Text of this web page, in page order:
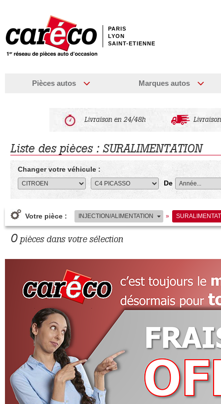
PARIS
LYON
SAINT-ETIENNE
Pièces autos Marques autos
Livraison en 24/48h
Liste des pièces : SURALIMENTATION
Changer votre véhicule :
De
Votre pièce : INJECTION/ALIMENTATION »
0pièces dans votre sélection